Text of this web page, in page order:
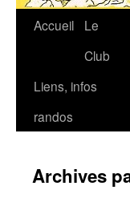
Aller
contenu
Accueil
Le
Club
Liens, infos
randos
Archives